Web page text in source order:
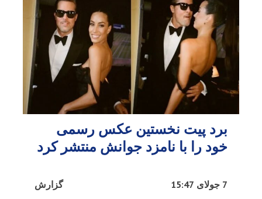
برد پیت نخستین عکس رسمی
خود را با نامزد جوانش منتشر کرد
گزارش 7 جولای 15:47